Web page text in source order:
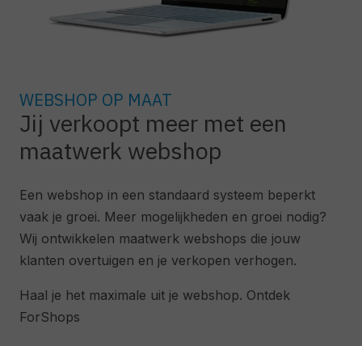
WEBSHOP OP MAAT
Jij verkoopt meer met een
maatwerk webshop
Een webshop in een standaard systeem beperkt
vaak je groei. Meer mogelijkheden en groei nodig?
Wij ontwikkelen maatwerk webshops die jouw
klanten overtuigen en je verkopen verhogen.
Haal je het maximale uit je webshop. Ontdek
ForShops